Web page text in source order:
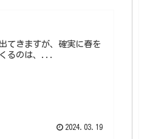
てきますが、確実に春を
るのは、...
2024.03.19